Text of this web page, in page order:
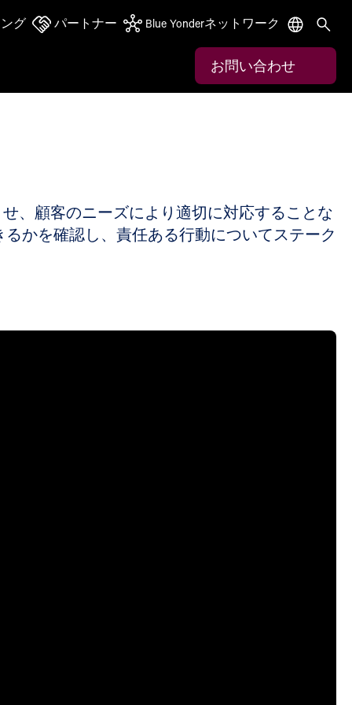
グ パートナー Blue Yonderネットワーク
お問い合わせ
、顧客のニーズにより適切に対応することな
かを確認し、責任ある行動についてステーク